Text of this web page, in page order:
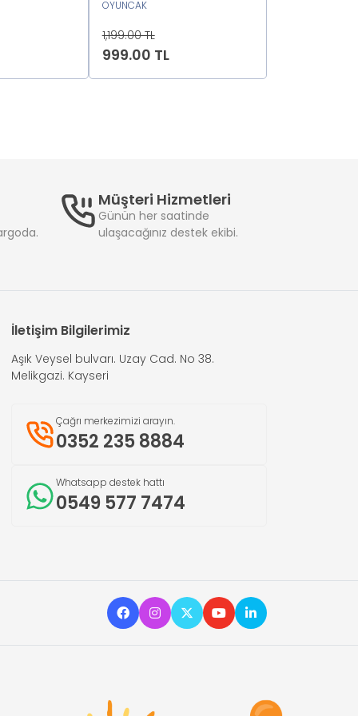
Oyuncak MAVİ2222222
OYUNCAK
1,199.00 TL
999.00 TL
Müşteri Hizmetleri
Günün her saatinde
ulaşacağınız destek ekibi.
İletişim Bilgilerimiz
Aşık Veysel bulvarı. Uzay Cad. No 38.
Melikgazi. Kayseri
Çağrı merkezimizi arayın.
0352 235 8884
Whatsapp destek hattı
0549 577 7474